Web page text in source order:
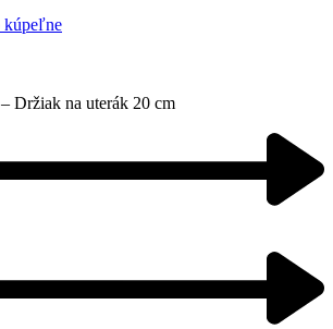
kúpeľne
Držiak na uterák 20 cm